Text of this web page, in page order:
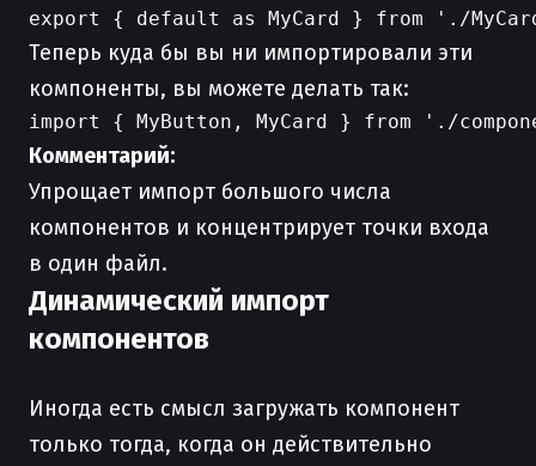
Теперь куда бы вы ни импортировали эти
компоненты, вы можете делать так:
Комментарий:
Упрощает импорт большого числа
компонентов и концентрирует точки входа
в один файл.
Динамический импорт
компонентов
Иногда есть смысл загружать компонент
только тогда, когда он действительно